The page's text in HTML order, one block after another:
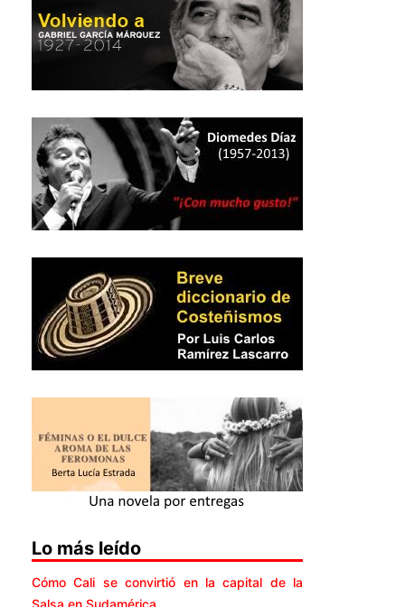
Lo más leído
Cómo Cali se convirtió en la capital de la
Salsa en Sudamérica